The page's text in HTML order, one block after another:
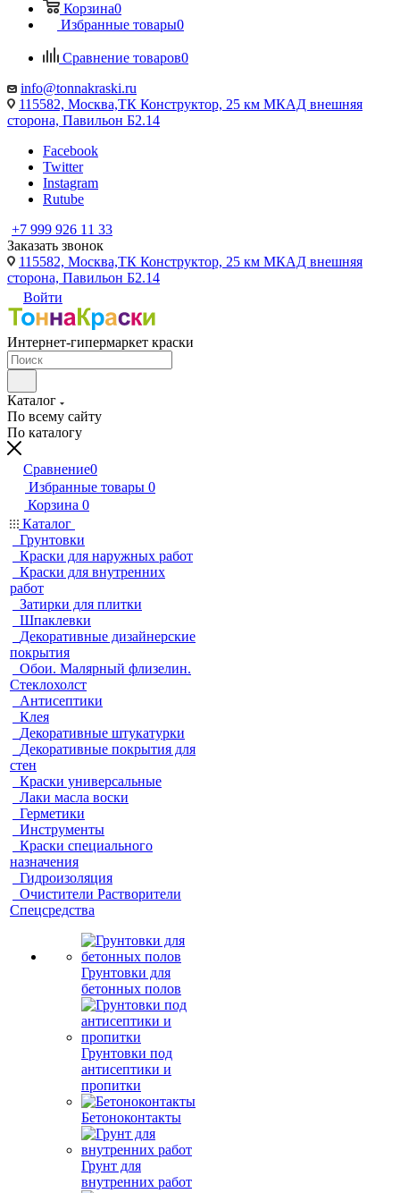
Корзина0
Избранные товары0
Сравнение товаров0
info@tonnakraski.ru
115582, Москва,ТК Конструктор, 25 км МКАД внешняя
сторона, Павильон Б2.14
Facebook
Twitter
Instagram
Rutube
+7 999 926 11 33
Заказать звонок
115582, Москва,ТК Конструктор, 25 км МКАД внешняя
сторона, Павильон Б2.14
Войти
Интернет-гипермаркет краски
Каталог
По всему сайту
По каталогу
Сравнение0
Избранные товары 0
Корзина 0
Каталог
Грунтовки
Краски для наружных работ
Краски для внутренних
работ
Затирки для плитки
Шпаклевки
Декоративные дизайнерские
покрытия
Обои. Малярный флизелин.
Стеклохолст
Антисептики
Клея
Декоративные штукатурки
Декоративные покрытия для
стен
Краски универсальные
Лаки масла воски
Герметики
Инструменты
Краски специального
назначения
Гидроизоляция
Очистители Растворители
Спецсредства
Грунтовки для
бетонных полов
Грунтовки под
антисептики и
пропитки
Бетоноконтакты
Грунт для
внутренних работ